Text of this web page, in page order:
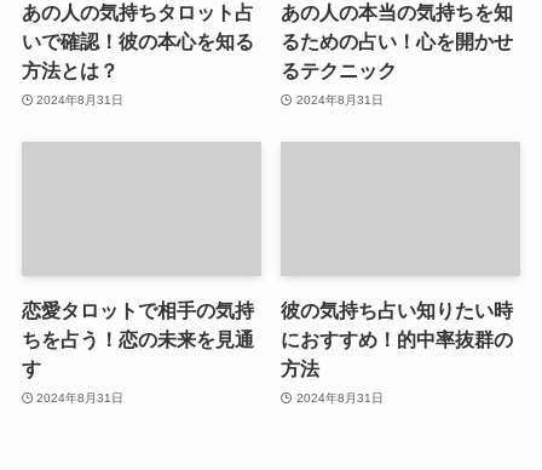
あの人の気持ちタロット占
いで確認！彼の本心を知る
方法とは？
2024年8月31日
あの人の本当の気持ちを知
るための占い！心を開かせ
るテクニック
2024年8月31日
恋愛タロットで相手の気持
ちを占う！恋の未来を見通
す
2024年8月31日
彼の気持ち占い知りたい時
におすすめ！的中率抜群の
方法
2024年8月31日